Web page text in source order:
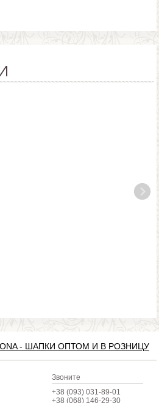
- ШАПКИ ОПТОМ И В РОЗНИЦУ
Звоните
+38 (093) 031-89-01
+38 (068) 146-29-30